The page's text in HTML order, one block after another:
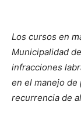
Los cursos en
Municipalidad
infracciones
en el manejo
recurrencia de